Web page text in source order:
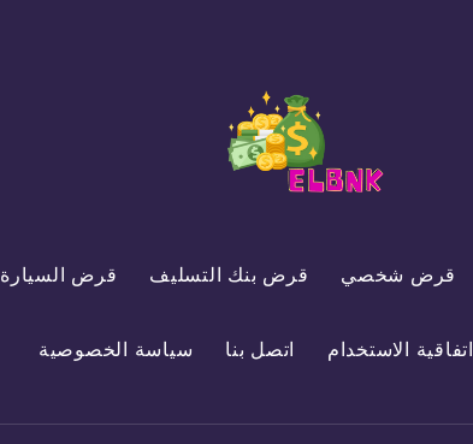
قرض شخصي قرض بنك التسليف قرض السيارة
اتفاقية الاستخدام اتصل بنا سياسة الخصوصية